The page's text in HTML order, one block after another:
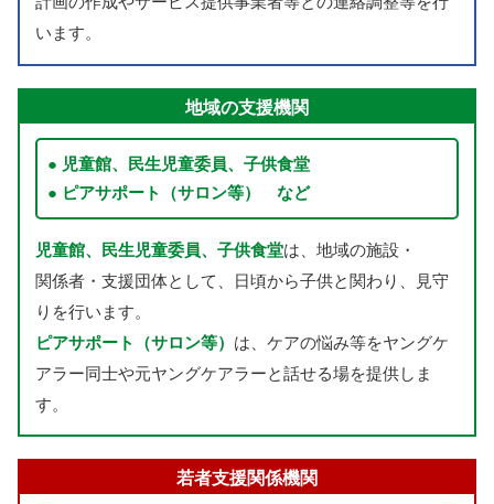
います。
地域の支援機関
児童館、 民生 児童委員、 子供食堂
ピアサポート（サロン等） など
児童館、 民生 児童委員、 子供食堂は、 地域の施設 ・
関係者・ 支援団体として、 日頃から子供と 関わり、
見守
りを行います。
ピアサポート（サロン等） は、ケアの悩み等をヤングケ
アラー同士や元ヤングケアラーと話せる場を提供しま
す。
若者支援関係機関